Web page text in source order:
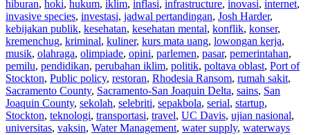
hiburan, hoki, hukum, iklim, inflasi, infrastructure, inovasi, internet,
invasive species, investasi, jadwal pertandingan, Josh Harder,
kebijakan publik, kesehatan, kesehatan mental, konflik, konser,
kremenchug, kriminal, kuliner, kurs mata uang, lowongan kerja,
musik, olahraga, olimpiade, opini, parlemen, pasar, pemerintahan,
pemilu, pendidikan, perubahan iklim, politik, poltava oblast, Port of
Stockton, Public policy, restoran, Rhodesia Ransom, rumah sakit,
Sacramento County, Sacramento-San Joaquin Delta, sains, San
Joaquin County, sekolah, selebriti, sepakbola, serial, startup,
Stockton, teknologi, transportasi, travel, UC Davis, ujian nasional,
universitas, vaksin, Water Management, water supply, waterways